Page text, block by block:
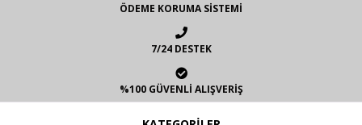
ÖDEME KORUMA SİSTEMİ
7/24 DESTEK
%100 GÜVENLİ ALIŞVERİŞ